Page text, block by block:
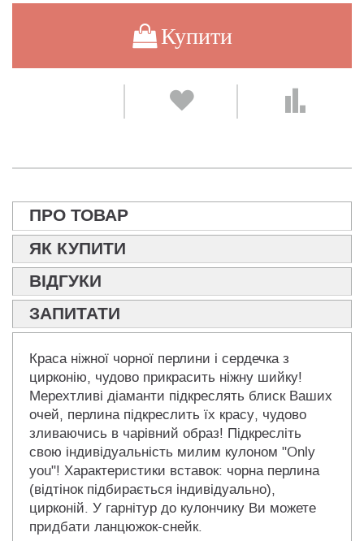
Купити
ПРО ТОВАР
ЯК КУПИТИ
ВІДГУКИ
ЗАПИТАТИ
Краса ніжної чорної перлини і сердечка з
цирконію, чудово прикрасить ніжну шийку!
Мерехтливі діаманти підкреслять блиск Ваших
очей, перлина підкреслить їх красу, чудово
зливаючись в чарівний образ! Підкресліть
свою індивідуальність милим кулоном "Only
you"! Характеристики вставок: чорна перлина
(відтінок підбирається індивідуально),
цирконій. У гарнітур до кулончику Ви можете
придбати ланцюжок-снейк.